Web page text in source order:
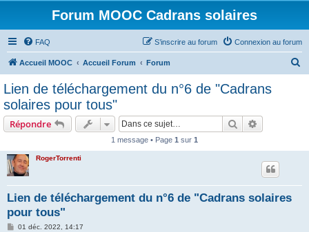
Forum MOOC Cadrans solaires
FAQ Connexion au forum
S’inscrire au forum
Accueil MOOC Accueil Forum Forum
Lien de téléchargement du n°6 de "Cadrans
solaires pour tous"
Répondre Rechercher
1 message • Page 1 sur 1
RogerTorrenti
Lien de téléchargement du n°6 de "Cadrans solaires
pour tous"
M01 déc. 2022, 14:17